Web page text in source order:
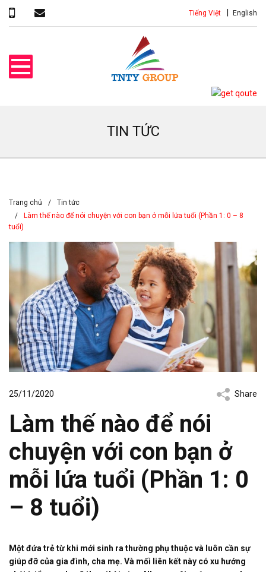
Tiếng Việt English
TIN TỨC
Trang chủ
Tin tức
Làm thế nào để nói chuyện với con bạn ở mỗi lứa tuổi (Phần 1: 0 – 8
tuổi)
25/11/2020 Share
Làm thế nào để nói
chuyện với con bạn ở
mỗi lứa tuổi (Phần 1: 0
– 8 tuổi)
Một đứa trẻ từ khi mới sinh ra thường phụ thuộc và luôn cần sự
giúp đỡ của gia đình, cha mẹ. Và mối liên kết này có xu hướng